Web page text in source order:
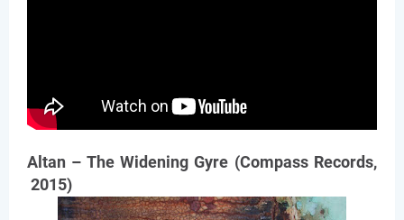
Altan – The Widening Gyre (Compass Records,
2015)